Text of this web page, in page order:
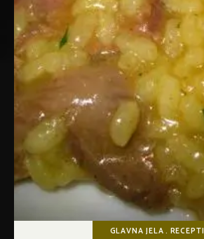
GLAVNA JELA RECEPTI